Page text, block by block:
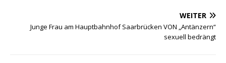
WEITER
Junge Frau am Hauptbahnhof Saarbrücken VON „Antänzern“
sexuell bedrängt